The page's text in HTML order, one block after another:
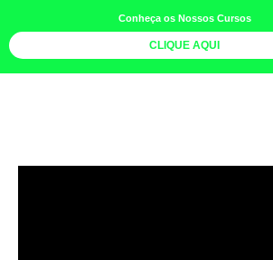
Conheça os Nossos Cursos
CLIQUE AQUI